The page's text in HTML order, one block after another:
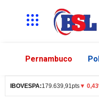
Pernambuco
IBOVESPA:179.639,91pts▼ 0,43%